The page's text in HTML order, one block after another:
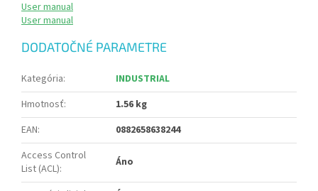
User manual
User manual
DODATOČNÉ PARAMETRE
Kategória:
INDUSTRIAL
Hmotnosť:
1.56 kg
EAN:
0882658638244
Access Control
List (ACL): Áno